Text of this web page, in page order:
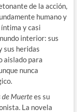
de la acción,
humano y
y casi
interior: sus
sus heridas
aislado para
nunca
de Muertees su
La novela